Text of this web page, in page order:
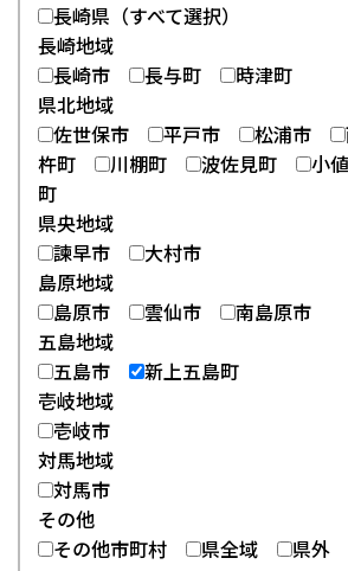
長崎県（すべて選択）
長崎地域
長崎市
長与町
時津町
県北地域
佐世保市
平戸市 松浦市
杵町
川棚町 波佐見町 小
町
県央地域
諫早市
大村市
島原地域
島原市
雲仙市
南島原市
五島地域
五島市
新上五島町
壱岐地域
壱岐市
対馬地域
対馬市
その他
その他市町村
県全域 県外